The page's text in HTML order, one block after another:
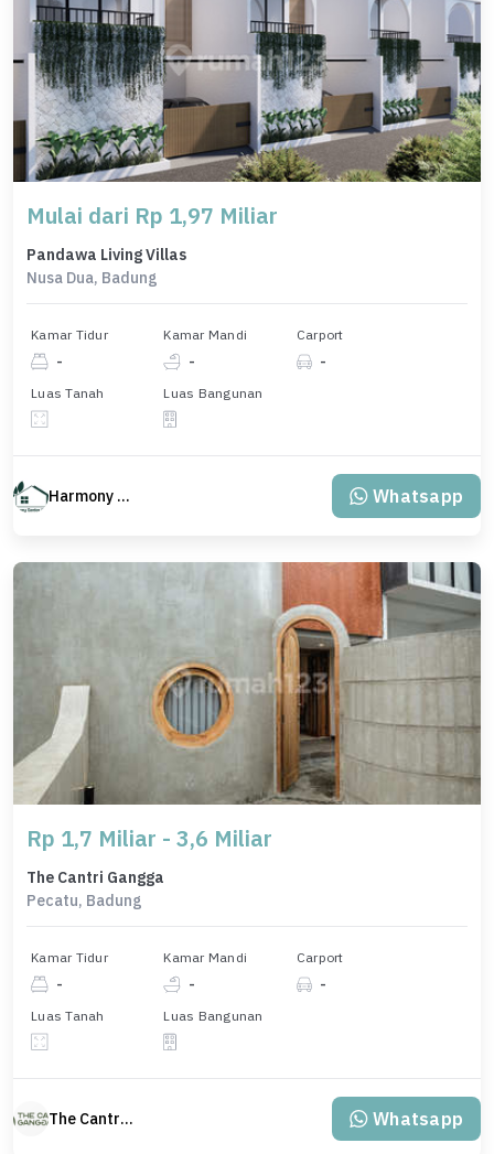
Mulai dari Rp 1,97 Miliar
Pandawa Living Villas
Nusa Dua, Badung
Kamar Tidur
-
Kamar Mandi
-
Carport
-
Luas Tanah Luas Bangunan
Harmony Property Whatsapp
Rp 1,7 Miliar - 3,6 Miliar
The Cantri Gangga
Pecatu, Badung
Kamar Tidur
-
Kamar Mandi
-
Carport
-
Luas Tanah Luas Bangunan
The Cantri Gangga Whatsapp